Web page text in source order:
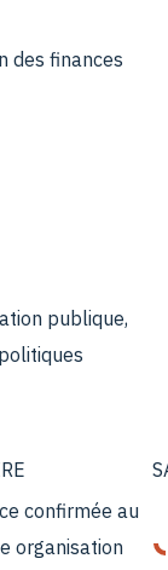
des finances
publique,
confirmée au
organisation